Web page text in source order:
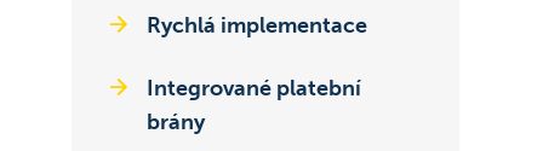
Rychlá implementace
Integrované platební
brány